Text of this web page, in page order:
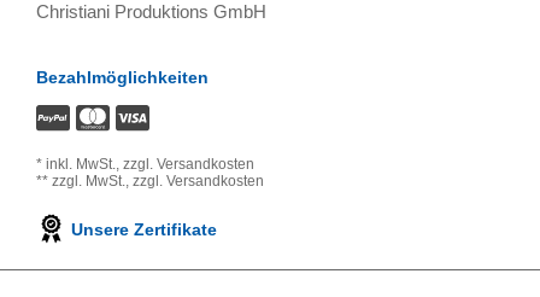
Christiani Produktions GmbH
Bezahlmöglichkeiten
* inkl. MwSt., zzgl. Versandkosten
** zzgl. MwSt., zzgl. Versandkosten
Unsere Zertifikate